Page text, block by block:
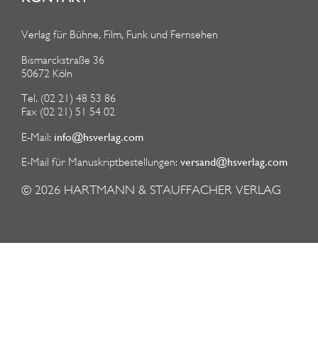
Verlag für Bühne, Film, Funk und Fernsehen
Bismarckstraße 36
50672 Köln
Tel. (02 21) 48 53 86
Fax (02 21) 51 54 02
E-Mail: info@hsverlag.com
E-Mail für Manuskriptbestellungen: versand@hsverlag.com
© 2026 HARTMANN & STAUFFACHER VERLAG